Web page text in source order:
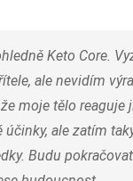
Keto Core.
ale nevidím
moje tělo reaguje
účinky, ale zatím
Budu